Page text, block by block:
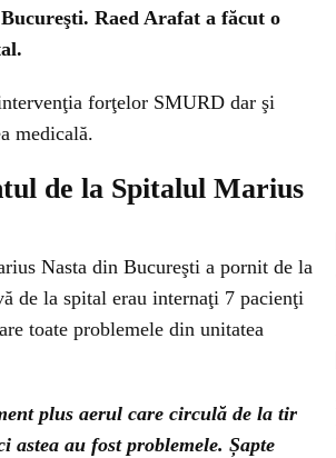
Raed Arafat a făcut o
forţelor SMURD dar şi
medicală.
de la Spitalul Marius
Nasta din Bucureşti a pornit de la
de la spital erau internaţi 7 pacienţi
toate problemele din unitatea
plus aerul care circulă de la tir
astea au fost problemele. Șapte